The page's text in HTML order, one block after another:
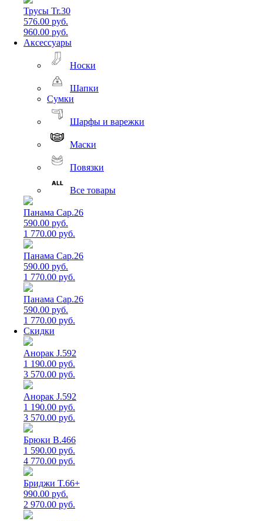
Трусы Tr.30
576.00 руб.
960.00 руб.
Аксессуары
Носки
Шапки
Сумки
Шарфы и варежки
Маски
Повязки
Все товары
Панама Cap.26
590.00 руб.
1 770.00 руб.
Панама Cap.26
590.00 руб.
1 770.00 руб.
Панама Cap.26
590.00 руб.
1 770.00 руб.
Скидки
Анорак J.592
1 190.00 руб.
3 570.00 руб.
Анорак J.592
1 190.00 руб.
3 570.00 руб.
Брюки B.466
1 590.00 руб.
4 770.00 руб.
Бриджи T.66+
990.00 руб.
2 970.00 руб.